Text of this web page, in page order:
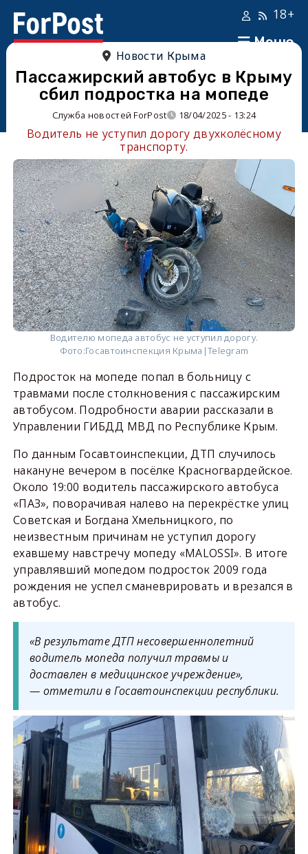
Меню
18+
Новости Крыма
Пассажирский автобус в Крыму
сбил подростка на мопеде
Служба новостей ForPost 18/04/2025 - 13:24
Водитель не уступил дорогу двухколёсному
транспорту.
Водителю мопеда автобус не уступил дорогу.
Фото:Госавтоинспекция Крыма|Telegram
Подросток на мопеде попал в больницу с
травмами после столкновения с пассажирским
автобусом. Подробности аварии рассказали в
Управлении ГИБДД МВД по Республике Крым.
По данным Госавтоинспекции, ДТП случилось
накануне вечером в посёлке Красногвардейское.
Около 19:00 водитель пассажирского автобуса
«ПАЗ», поворачивая налево на перекрёстке улиц
Советская и Богдана Хмельницкого, по
неизвестным причинам не уступил дорогу
ехавшему навстречу мопеду «MALOSSI». В итоге
управлявший мопедом подросток 2009 года
рождения не успел сманеврировать и врезался в
автобус.
«В результате ДТП несовершеннолетний
водитель мопеда получил травмы и
доставлен в медицинское учреждение»,
— отметили в Госавтоинспекции республики.